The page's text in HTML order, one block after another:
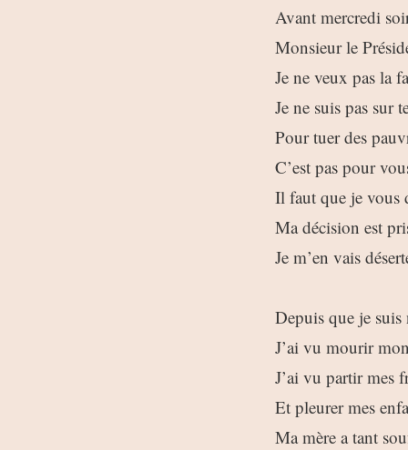
Avant mercredi
Monsieur le
Je ne veux pas la
Je ne suis pas sur
Pour tuer des
C’est pas pour
Il faut que je vous
Ma décision est
Je m’en vais
Depuis que je suis
J’ai vu mourir
J’ai vu partir mes
Et pleurer mes
Ma mère a tant